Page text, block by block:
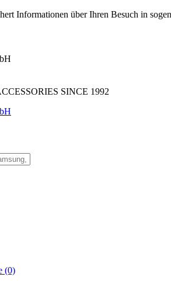
Informationen über Ihren Besuch in
SINCE 1992
(0)